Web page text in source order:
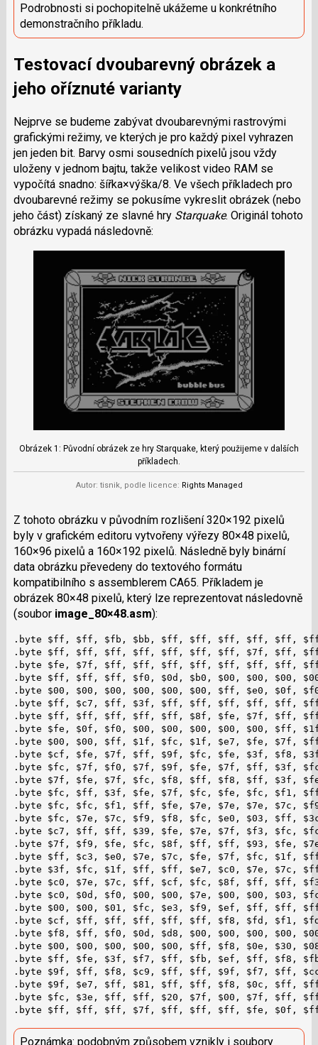
Podrobnosti si pochopitelně ukážeme u konkrétního
demonstračního příkladu.
Testovací dvoubarevný obrázek a
jeho oříznuté varianty
Nejprve se budeme zabývat dvoubarevnými rastrovými
grafickými režimy, ve kterých je pro každý pixel vyhrazen
jen jeden bit. Barvy osmi sousedních pixelů jsou vždy
uloženy v jednom bajtu, takže velikost video RAM se
vypočítá snadno: šířka×výška/8. Ve všech příkladech pro
dvoubarevné režimy se pokusíme vykreslit obrázek (nebo
jeho část) získaný ze slavné hry Starquake. Originál tohoto
obrázku vypadá následovně:
Obrázek 1: Původní obrázek ze hry Starquake, který použijeme v dalších
příkladech.
Autor: tisnik, podle licence: Rights Managed
Z tohoto obrázku v původním rozlišení 320×192 pixelů
byly v grafickém editoru vytvořeny výřezy 80×48 pixelů,
160×96 pixelů a 160×192 pixelů. Následně byly binární
data obrázku převedeny do textového formátu
kompatibilního s assemblerem CA65. Příkladem je
obrázek 80×48 pixelů, který lze reprezentovat následovně
(soubor image_80×48.asm):
.byte $ff, $ff, $fb, $bb, $ff, $ff, $ff, $ff, $ff,
.byte $ff, $ff, $ff, $ff, $ff, $ff, $ff, $7f, $ff,
.byte $fe, $7f, $ff, $ff, $ff, $ff, $ff, $ff, $ff,
.byte $ff, $ff, $ff, $f0, $0d, $b0, $00, $00, $00,
.byte $00, $00, $00, $00, $00, $00, $ff, $e0, $0f,
.byte $ff, $c7, $ff, $3f, $ff, $ff, $ff, $ff, $ff,
.byte $ff, $ff, $ff, $ff, $ff, $8f, $fe, $7f, $ff,
.byte $fe, $0f, $f0, $00, $00, $00, $00, $00, $ff,
.byte $00, $00, $ff, $1f, $fc, $1f, $e7, $fe, $7f,
.byte $cf, $fe, $7f, $ff, $9f, $fc, $fe, $3f, $f8,
.byte $fc, $7f, $f0, $7f, $9f, $fe, $7f, $ff, $3f,
.byte $7f, $fe, $7f, $fc, $f8, $ff, $f8, $ff, $3f,
.byte $fc, $ff, $3f, $fe, $7f, $fc, $fe, $fc, $f1,
.byte $fc, $fc, $f1, $ff, $fe, $7e, $7e, $7e, $7c,
.byte $fc, $7e, $7c, $f9, $f8, $fc, $e0, $03, $ff,
.byte $c7, $ff, $ff, $39, $fe, $7e, $7f, $f3, $fc,
.byte $7f, $f9, $fe, $fc, $8f, $ff, $ff, $93, $fe,
.byte $ff, $c3, $e0, $7e, $7c, $fe, $7f, $fc, $1f,
.byte $3f, $fc, $1f, $ff, $ff, $e7, $c0, $7e, $7c,
.byte $c0, $7e, $7c, $ff, $cf, $fc, $8f, $ff, $ff,
.byte $c0, $0d, $f0, $00, $00, $7e, $00, $00, $03,
.byte $00, $00, $01, $fc, $e3, $f9, $ef, $ff, $ff,
.byte $cf, $ff, $ff, $ff, $ff, $ff, $f8, $fd, $f1,
.byte $f8, $ff, $f0, $0d, $d8, $00, $00, $00, $00,
.byte $00, $00, $00, $00, $00, $ff, $f8, $0e, $30,
.byte $ff, $fe, $3f, $f7, $ff, $fb, $ef, $ff, $f8,
.byte $9f, $ff, $f8, $c9, $ff, $ff, $9f, $f7, $ff,
.byte $9f, $e7, $ff, $81, $ff, $ff, $f8, $0c, $ff,
.byte $fc, $3e, $ff, $ff, $20, $7f, $00, $7f, $ff,
.byte $ff, $ff, $ff, $7f, $ff, $ff, $ff, $fe, $0f,
Poznámka: podobným způsobem vznikly i soubory